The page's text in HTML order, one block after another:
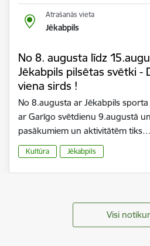
Atrašanās vieta
Jēkabpils
No 8. augusta līdz
Jēkabpils pilsētas svētki -
viena sirds !
No 8.augusta ar Jēkabpils
ar Garīgo svētdienu 9.augustā
pasākumiem un aktivitātēm tiks…
Kultūra Jēkabpils
Visi